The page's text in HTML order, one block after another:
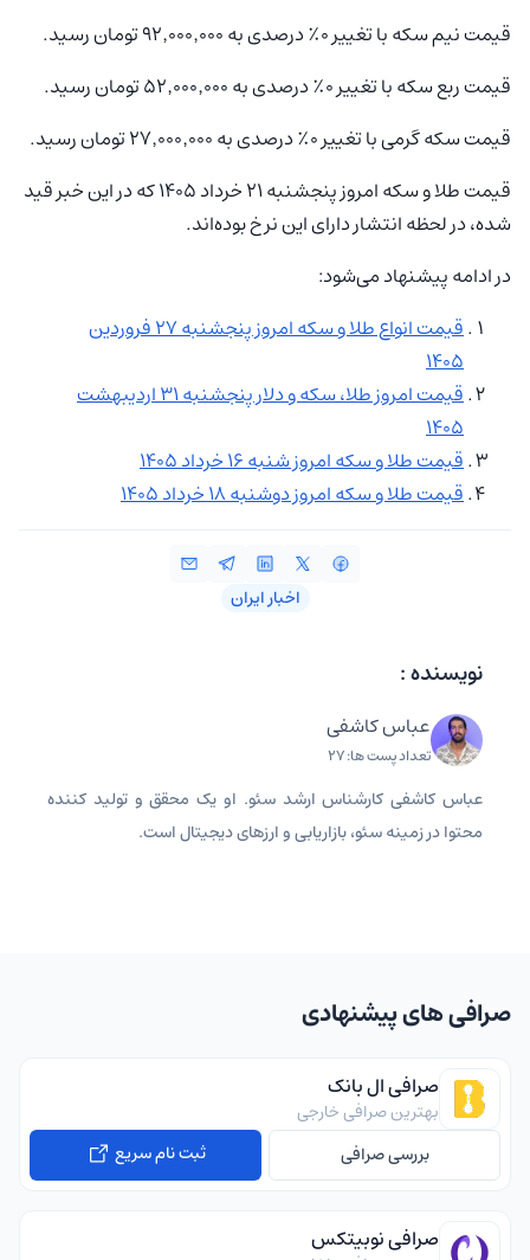
قیمت نیم سکه با تغییر ۰٪ درصدی به ۹۲٬۰۰۰٬۰۰۰ تومان رسید.
قیمت ربع سکه با تغییر ۰٪ درصدی به ۵۲٬۰۰۰٬۰۰۰ تومان رسید.
قیمت سکه گرمی با تغییر ۰٪ درصدی به ۲۷٬۰۰۰٬۰۰۰ تومان رسید.
قیمت طلا و سکه امروز پنجشنبه ۲۱ خرداد ۱۴۰۵ که در این خبر قید
شده، در لحظه انتشار دارای این نرخ بوده‌اند.
در ادامه پیشنهاد می‌شود:
قیمت انواع طلا و سکه امروز پنجشنبه 2۷ فروردین
1405
قیمت امروز طلا، سکه و دلار پنجشنبه ۳۱ اردیبهشت
۱۴۰۵
قیمت طلا و سکه امروز شنبه ۱۶ خرداد ۱۴۰۵
قیمت طلا و سکه امروز دوشنبه ۱۸ خرداد ۱۴۰۵
اخبار ایران
نویسنده :
عباس کاشفی
تعداد پست ها: 27
عباس کاشفی کارشناس ارشد سئو. او یک محقق و تولید کننده
محتوا در زمینه سئو، بازاریابی و ارزهای دیجیتال است.
صرافی های پیشنهادی
صرافی ال بانک
بهترین صرافی خارجی
بررسی صرافی
ثبت نام سریع
صرافی نوبیتکس